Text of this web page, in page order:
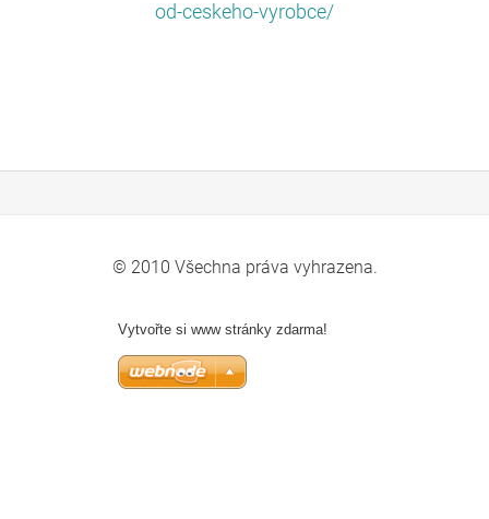
od-ceskeho-vyrobce/
© 2010 Všechna práva vyhrazena.
Vytvořte si www stránky zdarma!